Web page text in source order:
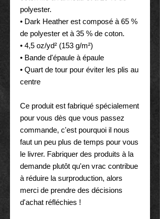
polyester.
• Dark Heather est composé à 65 %
de polyester et à 35 % de coton.
• 4,5 oz/yd² (153 g/m²)
• Bande d'épaule à épaule
• Quart de tour pour éviter les plis au
centre
Ce produit est fabriqué spécialement
pour vous dès que vous passez
commande, c'est pourquoi il nous
faut un peu plus de temps pour vous
le livrer. Fabriquer des produits à la
demande plutôt qu'en vrac contribue
à réduire la surproduction, alors
merci de prendre des décisions
d'achat réfléchies !